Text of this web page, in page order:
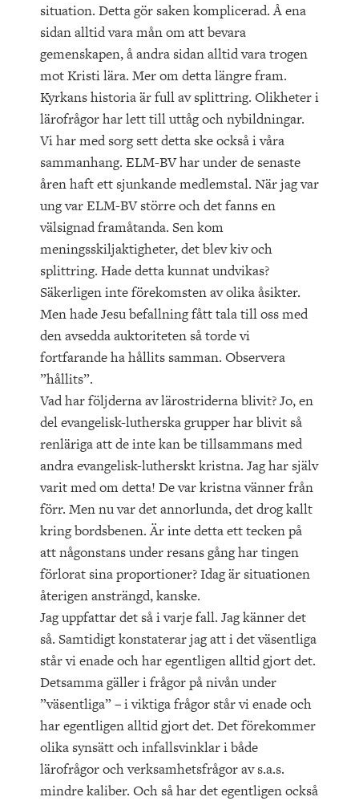
situation. Detta gör saken komplicerad. Å ena
sidan alltid vara mån om att bevara
gemenskapen, å andra sidan alltid vara trogen
mot Kristi lära. Mer om detta längre fram.
Kyrkans historia är full av splittring. Olikheter i
lärofrågor har lett till uttåg och nybildningar.
Vi har med sorg sett detta ske också i våra
sammanhang. ELM-BV har under de senaste
åren haft ett sjunkande medlemstal. När jag var
ung var ELM-BV större och det fanns en
välsignad framåtanda. Sen kom
meningsskiljaktigheter, det blev kiv och
splittring. Hade detta kunnat undvikas?
Säkerligen inte förekomsten av olika åsikter.
Men hade Jesu befallning fått tala till oss med
den avsedda auktoriteten så torde vi
fortfarande ha hållits samman. Observera
”hållits”.
Vad har följderna av lärostriderna blivit? Jo, en
del evangelisk-lutherska grupper har blivit så
renläriga att de inte kan be tillsammans med
andra evangelisk-lutherskt kristna. Jag har själv
varit med om detta! De var kristna vänner från
förr. Men nu var det annorlunda, det drog kallt
kring bordsbenen. Är inte detta ett tecken på
att någonstans under resans gång har tingen
förlorat sina proportioner? Idag är situationen
återigen ansträngd, kanske.
Jag uppfattar det så i varje fall. Jag känner det
så. Samtidigt konstaterar jag att i det väsentliga
står vi enade och har egentligen alltid gjort det.
Detsamma gäller i frågor på nivån under
”väsentliga” – i viktiga frågor står vi enade och
har egentligen alltid gjort det. Det förekommer
olika synsätt och infallsvinklar i både
lärofrågor och verksamhetsfrågor av s.a.s.
mindre kaliber. Och så har det egentligen också